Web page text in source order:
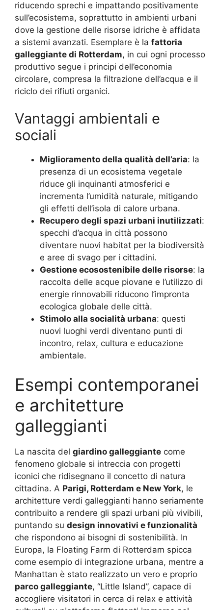
riducendo sprechi e impattando positivamente
sull’ecosistema, soprattutto in ambienti urbani
dove la gestione delle risorse idriche è affidata
a sistemi avanzati. Esemplare è la fattoria
galleggiante di Rotterdam, in cui ogni processo
produttivo segue i principi dell’economia
circolare, compresa la filtrazione dell’acqua e il
riciclo dei rifiuti organici.
Vantaggi ambientali e
sociali
Miglioramento della qualità dell’aria: la
presenza di un ecosistema vegetale
riduce gli inquinanti atmosferici e
incrementa l’umidità naturale, mitigando
gli effetti dell’isola di calore urbana.
Recupero degli spazi urbani inutilizzati:
specchi d’acqua in città possono
diventare nuovi habitat per la biodiversità
e aree di svago per i cittadini.
Gestione ecosostenibile delle risorse: la
raccolta delle acque piovane e l’utilizzo di
energie rinnovabili riducono l’impronta
ecologica globale delle città.
Stimolo alla socialità urbana: questi
nuovi luoghi verdi diventano punti di
incontro, relax, cultura e educazione
ambientale.
Esempi contemporanei
e architetture
galleggianti
La nascita del giardino galleggiante come
fenomeno globale si intreccia con progetti
iconici che ridisegnano il concetto di natura
cittadina. A Parigi, Rotterdam e New York, le
architetture verdi galleggianti hanno seriamente
contribuito a rendere gli spazi urbani più vivibili,
puntando su design innovativi e funzionalità
che rispondono ai bisogni di sostenibilità. In
Europa, la Floating Farm di Rotterdam spicca
come esempio di integrazione urbana, mentre a
Manhattan è stato realizzato un vero e proprio
parco galleggiante, “Little Island”, capace di
accogliere visitatori in cerca di relax e attività